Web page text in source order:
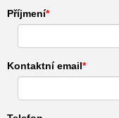
Příjmení
Kontaktní email